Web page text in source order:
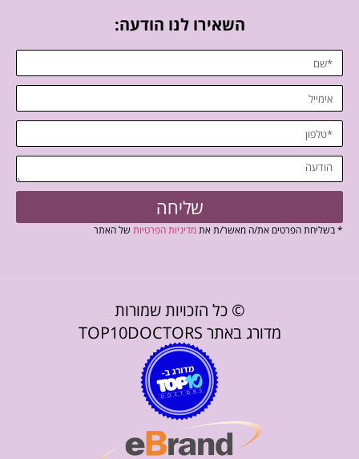
השאירו לנו הודעה:
שליחה
* בשליחת הפרטים את/ה מאשר/ת אתמדיניות הפרטיות של האתר
© כל הזכויות שמורות
מדורג באתר TOP10DOCTORS